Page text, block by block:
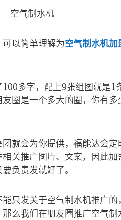
以简单理解为空气制水机加
多字，配上9张组图就是1
圈是一个多大的圈，你有
就会为你提供，福能达会
关推广图片、文案，因此
负责发就好了。
只发关于空气制水机推广
么我们在朋友圈推广空气制